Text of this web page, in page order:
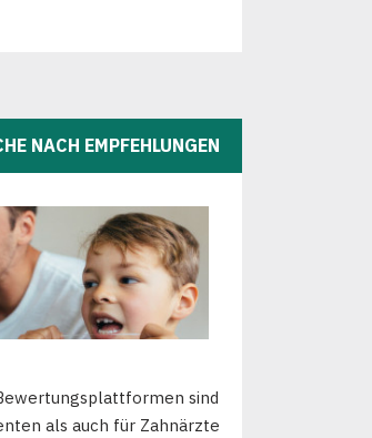
NACH EMPFEHLUNGEN
sind
als auch für Zahnärzte